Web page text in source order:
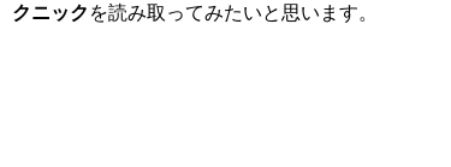
クニック を読み取ってみたいと思います。